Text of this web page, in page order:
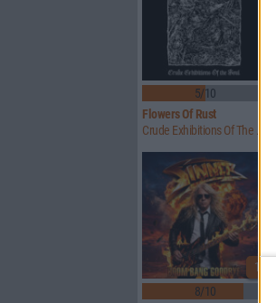
5/10
Flowers Of Rust
1
8/10